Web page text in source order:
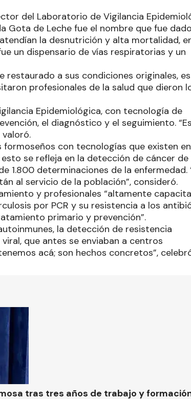
del Laboratorio de Vigilancia
Gota de Leche fue el nombre que fue
la desnutrición y alta mortalidad,
un dispensario de vías respiratorias y un
a sus condiciones originales,
profesionales de la salud que dieron
Epidemiológica, con tecnología de
el diagnóstico y el seguimiento.
con tecnologías que existen
se refleja en la detección de cáncer de
1.800 determinaciones de la enfermedad.
al servicio de la población”, consideró.
y profesionales “altamente
por PCR y su resistencia a los
primario y prevención”.
la detección de resistencia
que antes se enviaban a centros
acá; son hechos concretos”,
tras tres años de trabajo y